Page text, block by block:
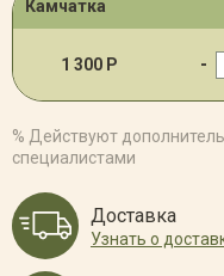
Камчатка
1 300 Р -
% Действуют
специалистами
Доставка
Узнать о